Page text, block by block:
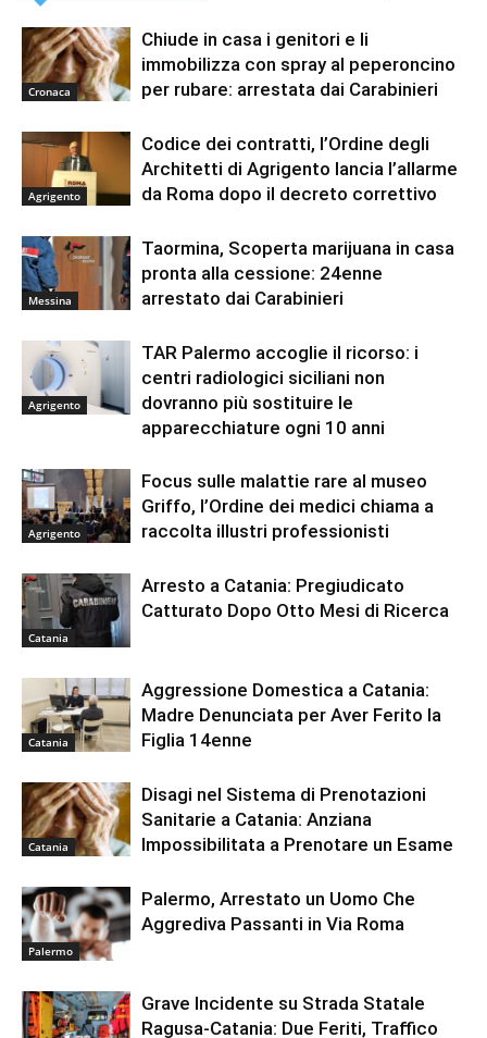
Cronaca
Chiude in casa i genitori e li
immobilizza con spray al peperoncino
per rubare: arrestata dai Carabinieri
Agrigento
Codice dei contratti, l’Ordine degli
Architetti di Agrigento lancia l’allarme
da Roma dopo il decreto correttivo
Messina
Taormina, Scoperta marijuana in casa
pronta alla cessione: 24enne
arrestato dai Carabinieri
Agrigento
TAR Palermo accoglie il ricorso: i
centri radiologici siciliani non
dovranno più sostituire le
apparecchiature ogni 10 anni
Agrigento
Focus sulle malattie rare al museo
Griffo, l’Ordine dei medici chiama a
raccolta illustri professionisti
Catania
Arresto a Catania: Pregiudicato
Catturato Dopo Otto Mesi di Ricerca
Catania
Aggressione Domestica a Catania:
Madre Denunciata per Aver Ferito la
Figlia 14enne
Catania
Disagi nel Sistema di Prenotazioni
Sanitarie a Catania: Anziana
Impossibilitata a Prenotare un Esame
Palermo
Palermo, Arrestato un Uomo Che
Aggrediva Passanti in Via Roma
Grave Incidente su Strada Statale
Ragusa-Catania: Due Feriti, Traffico